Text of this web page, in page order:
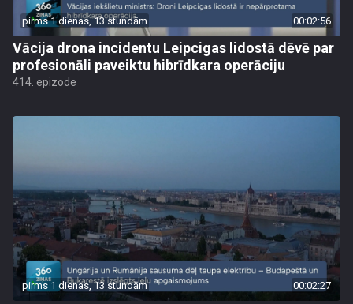
pirms 1 dienas, 13 stundām 00:02:56
Vācija drona incidentu Leipcigas lidostā dēvē par
profesionāli paveiktu hibrīdkara operāciju
414. epizode
pirms 1 dienas, 13 stundām 00:02:27